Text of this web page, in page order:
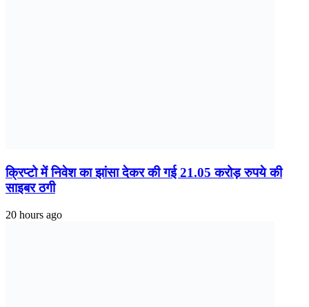
क्रिप्टो में निवेश का झांसा देकर की गई 21.05 करोड़ रुपये की
साइबर ठगी
20 hours ago